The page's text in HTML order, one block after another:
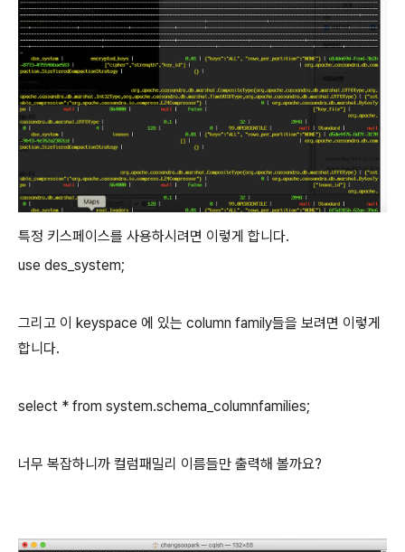
특정 키스페이스를 사용하시려면 이렇게 합니다.
use des_system;
그리고 이 keyspace 에 있는 column family들을 보려면 이렇게
합니다.
select * from system.schema_columnfamilies;
너무 복잡하니까 컬럼패밀리 이름들만 출력해 볼까요?